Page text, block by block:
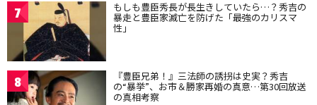
7 もしも豊臣秀長が長生きしていたら…？秀吉の
暴走と豊臣家滅亡を防げた「最強のカリスマ
性」
8 『豊臣兄弟！』三法師の誘拐は史実？秀吉
の“暴挙”、お市＆勝家再婚の真意…第30回放送
の真相考察